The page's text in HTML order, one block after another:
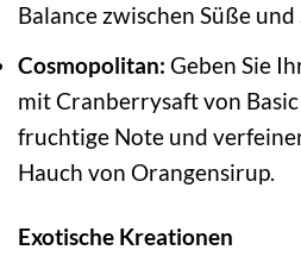
Balance zwischen Süße und
Cosmopolitan: Geben Sie
mit Cranberrysaft von
fruchtige Note und
Hauch von Orangensirup.
Exotische Kreationen